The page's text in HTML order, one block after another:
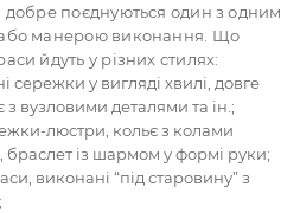
добре поєднуються один з одним
манерою виконання. Що
йдуть у різних стилях:
сережки у вигляді хвилі, довге
з вузловими деталями та ін.;
люстри, кольє з колами
браслет із шармом у формі руки;
виконані “під старовину” з